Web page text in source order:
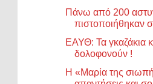
Πάνω από 200
πιστοποιήθηκαν
ΕΑΥΘ: Τα γκαζάκια
δολοφονούν !
Η «Μαρία της